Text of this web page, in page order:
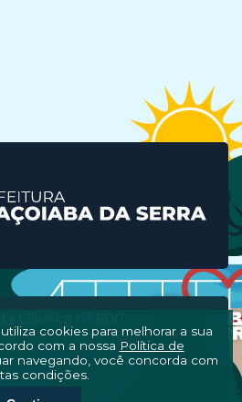
da Serra/SP
das 08h às 16h
cookies para melhorar a sua
com a nossa Política de
navegando, você concorda com
condições.